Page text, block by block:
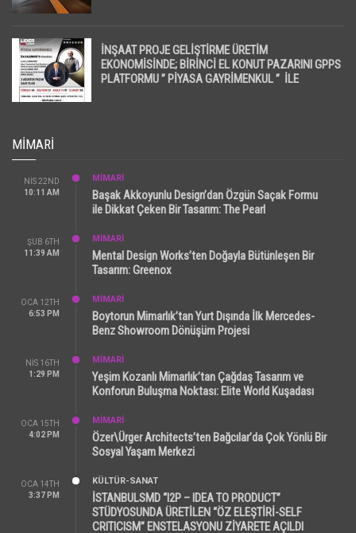
İNŞAAT PROJE GELİŞTİRME ÜRETİM
EKONOMİSİNDE; BİRİNCİ EL KONUT PAZARINI GPPS
PLATFORMU ” PİYASA GAYRİMENKUL ” İLE
MIMARI
NIS 22ND
10:11 AM
MİMARİ
Başak Akkoyunlu Design’dan Özgün Saçak Formu
ile Dikkat Çeken Bir Tasarım: The Pearl
ŞUB 6TH
11:39 AM
MİMARİ
Mental Design Works’ten Doğayla Bütünleşen Bir
Tasarım: Greenox
OCA 12TH
6:53 PM
MİMARİ
Boytorun Mimarlık’tan Yurt Dışında İlk Mercedes-
Benz Showroom Dönüşüm Projesi
NIS 16TH
1:29 PM
MİMARİ
Yeşim Kozanlı Mimarlık’tan Çağdaş Tasarım ve
Konforun Buluşma Noktası: Elite World Kuşadası
OCA 15TH
4:02 PM
MİMARİ
Özer\Ürger Architects’ten Bağcılar’da Çok Yönlü Bir
Sosyal Yaşam Merkezi
OCA 14TH
3:37 PM
KÜLTÜR-SANAT
İSTANBULSMD “I2P – IDEA TO PRODUCT”
STÜDYOSUNDA ÜRETİLEN “ÖZ ELEŞTİRİ-SELF
CRITICISM” ENSTELASYONU ZİYARETE AÇILDI